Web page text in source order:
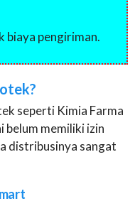
biaya pengiriman.
seperti Kimia Farma
belum memiliki izin
distribusinya sangat